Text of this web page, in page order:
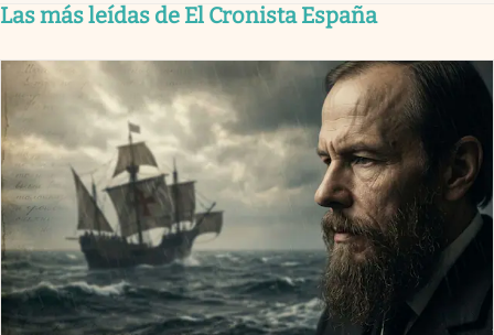
Las más leídas de El Cronista España